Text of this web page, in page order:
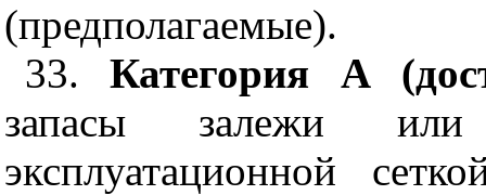
(предполагаемые).
33.Категория А
запасы залежи
эксплуатационной